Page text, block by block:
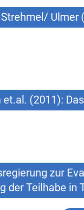
Strehmel/ Ulmer
et.al. (2011):
zur
der Teilhabe in